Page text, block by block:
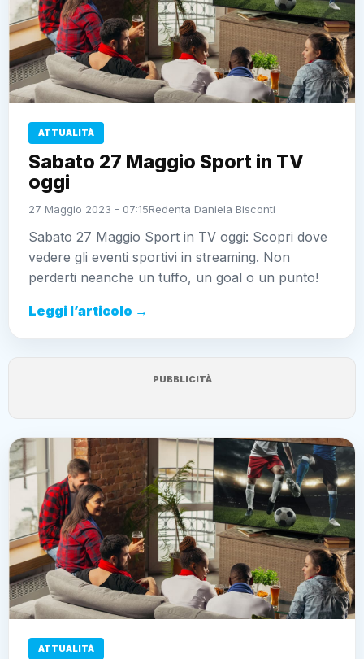
ATTUALITÀ
Sabato 27 Maggio Sport in TV
oggi
27 Maggio 2023 - 07:15Redenta Daniela Bisconti
Sabato 27 Maggio Sport in TV oggi: Scopri dove
vedere gli eventi sportivi in streaming. Non
perderti neanche un tuffo, un goal o un punto!
Leggi l’articolo →
PUBBLICITÀ
ATTUALITÀ